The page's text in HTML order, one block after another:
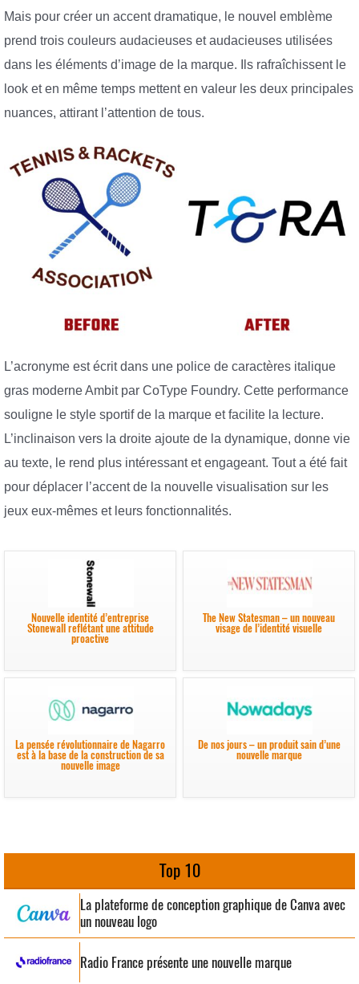
Mais pour créer un accent dramatique, le nouvel emblème
prend trois couleurs audacieuses et audacieuses utilisées
dans les éléments d’image de la marque. Ils rafraîchissent le
look et en même temps mettent en valeur les deux principales
nuances, attirant l’attention de tous.
L’acronyme est écrit dans une police de caractères italique
gras moderne Ambit par CoType Foundry. Cette performance
souligne le style sportif de la marque et facilite la lecture.
L’inclinaison vers la droite ajoute de la dynamique, donne vie
au texte, le rend plus intéressant et engageant. Tout a été fait
pour déplacer l’accent de la nouvelle visualisation sur les
jeux eux-mêmes et leurs fonctionnalités.
Nouvelle identité d’entreprise
Stonewall reflétant une attitude
proactive
The New Statesman – un nouveau
visage de l’identité visuelle
La pensée révolutionnaire de Nagarro
est à la base de la construction de sa
nouvelle image
De nos jours – un produit sain d’une
nouvelle marque
Top 10
La plateforme de conception graphique de Canva avec
un nouveau logo
Radio France présente une nouvelle marque